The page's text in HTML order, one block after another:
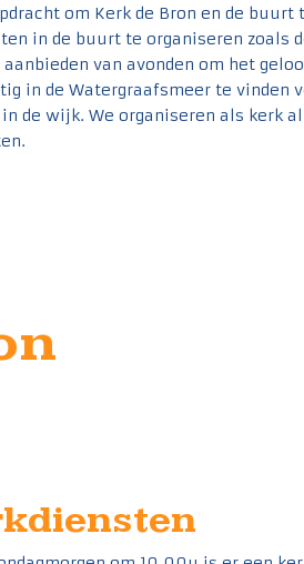
om Kerk de Bron en de buurt
in de buurt te organiseren zoals
van avonden om het
in de Watergraafsmeer te vinden
in de wijk. We organiseren als